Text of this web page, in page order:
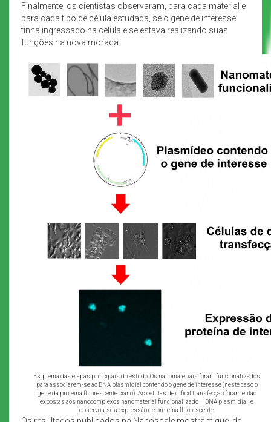
Finalmente, os cientistas observaram, para cada material e
para cada tipo de célula estudada, se o gene de interesse
tinha ingressado na célula e se estava realizando suas
funções na nova morada.
Esquema das etapas principais do estudo. Os nanomateriais foram funcionalizados
para associarem-se ao DNA plasmidial contendo o gene de interesse (neste caso o
gene da proteína fluorescente ciano). As células de difícil transfecção foram então
expostas aos nanocomplexos nanomaterial funcionalizado – DNA plasmidial, e
observou-se a expressão de proteína fluorescente.